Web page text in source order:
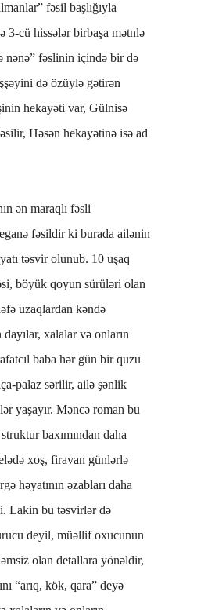
fəsil başlığıyla
3-cü hissələr birbaşa mətnlə
nənə” fəslinin içində bir də
də özüylə gətirən
hekayəti var, Gülnisə
Həsən hekayətinə isə ad
ən maraqlı fəsli
fəsildir ki burada ailənin
təsvir olunub. 10 uşaq
böyük qoyun sürüləri olan
uzaqlardan kəndə
xalalar və onların
baba hər gün bir quzu
palaz sərilir, ailə şənlik
yaşayır. Məncə roman bu
baxımından daha
xoş, firavan günlərlə
həyatının əzabları daha
Lakin bu təsvirlər də
deyil, müəllif oxucunun
olan detallara yönəldir,
“arıq, kök, qara” deyə